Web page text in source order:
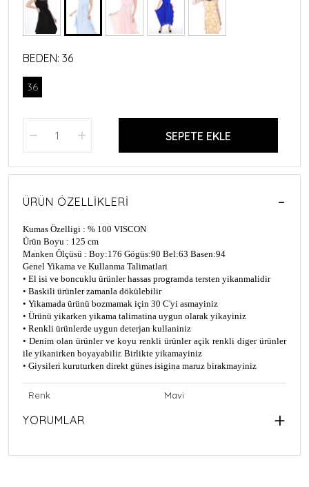
BEDEN: 36
36
SEPETE EKLE
ÜRÜN ÖZELLIKLERI
Kumas Özelligi : % 100 VISCON
Ürün Boyu : 125 cm
Manken Ölçüsü : Boy:176 Gögüs:90 Bel:63 Basen:94
Genel Yikama ve Kullanma Talimatlari
• El isi ve boncuklu ürünler hassas programda tersten yikanmalidir
• Baskili ürünler zamanla dökülebilir
• Yikamada ürünü bozmamak için 30 C'yi asmayiniz
• Ürünü yikarken yikama talimatina uygun olarak yikayiniz
• Renkli ürünlerde uygun deterjan kullaniniz
• Denim olan ürünler ve koyu renkli ürünler açik renkli diger ürünler
ile yikanirken boyayabilir. Birlikte yikamayiniz
• Giysileri kuruturken direkt günes isigina maruz birakmayiniz
Renk Mavi
YORUMLAR